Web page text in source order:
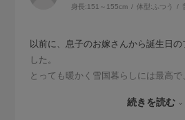
身長:151～155cm 体型:ふつう
以前に、息子のお嫁さんから誕生日
した。
とっても暖かく雪国暮らしには最高
今回お安くなっていたので、迷わず購
続きを読む